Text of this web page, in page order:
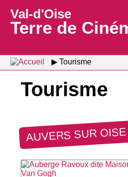
Val-d'Oise
Terre de
Tourisme
Tourisme
AUVERS SUR OISE